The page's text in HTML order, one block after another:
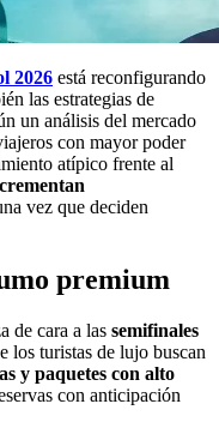
2026 está reconfigurando
las estrategias de
un análisis del mercado
con mayor poder
atípico frente al
vez que deciden
premium
de cara a las semifinales
los turistas de lujo buscan
y paquetes con alto
con anticipación